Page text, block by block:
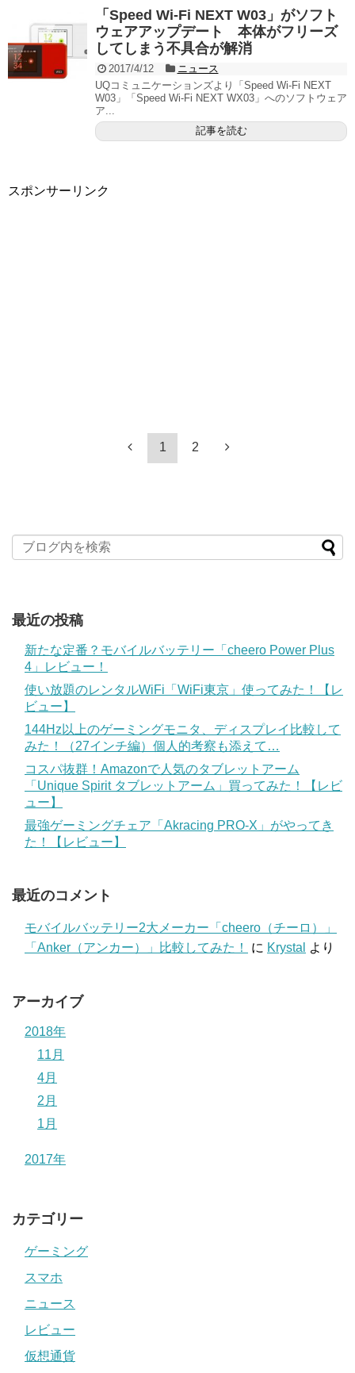
「Speed Wi-Fi NEXT W03」がソフト
ウェアアップデート 本体がフリーズ
してしまう不具合が解消
2017/4/12
ニュース
UQコミュニケーションズより「Speed Wi-Fi NEXT
W03」「Speed Wi-Fi NEXT WX03」へのソフトウェア
ア...
記事を読む
スポンサーリンク
1 2
最近の投稿
新たな定番？モバイルバッテリー「cheero Power Plus
4」レビュー！
使い放題のレンタルWiFi「WiFi東京」使ってみた！【レ
ビュー】
144Hz以上のゲーミングモニタ、ディスプレイ比較して
みた！（27インチ編）個人的考察も添えて…
コスパ抜群！Amazonで人気のタブレットアーム
「Unique Spirit タブレットアーム」買ってみた！【レビ
ュー】
最強ゲーミングチェア「Akracing PRO-X」がやってき
た！【レビュー】
最近のコメント
モバイルバッテリー2大メーカー「cheero（チーロ）」
「Anker（アンカー）」比較してみた！
に Krystal より
アーカイブ
2018年
11月
4月
2月
1月
2017年
カテゴリー
ゲーミング
スマホ
ニュース
レビュー
仮想通貨